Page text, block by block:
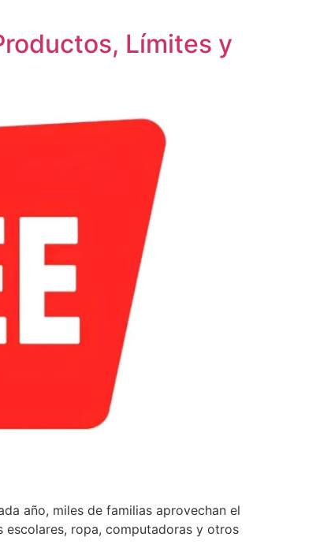
Límites y
año, miles de familias aprovechan el
escolares, ropa, computadoras y otros